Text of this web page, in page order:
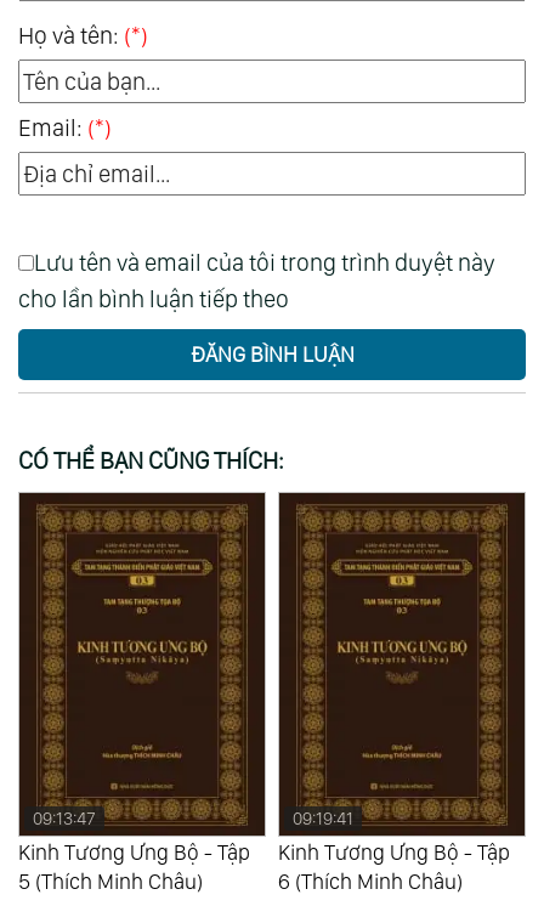
Họ và tên: (*)
Email: (*)
Lưu tên và email của tôi trong trình duyệt này
cho lần bình luận tiếp theo
ĐĂNG BÌNH LUẬN
CÓ THỂ BẠN CŨNG THÍCH:
09:19:41
Kinh Tương Ưng Bộ - Tập
6 (Thích Minh Châu)
11:33:31
Kinh Tăng Chi Bộ - Tập 1
(Thích Minh Châu)